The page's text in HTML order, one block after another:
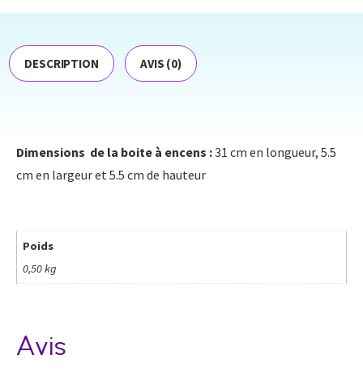
DESCRIPTION AVIS (0)
Dimensions de la boite à encens :31 cm en longueur, 5.5
cm en largeur et 5.5 cm de hauteur
Poids
0,50 kg
Avis